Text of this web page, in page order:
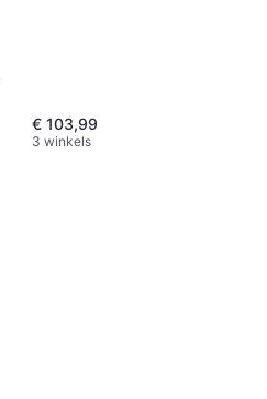
€ 103,99
3 winkels